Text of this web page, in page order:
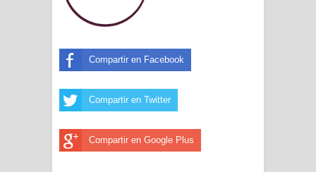
Compartir en Facebook
Compartir en Twitter
Compartir en Google Plus